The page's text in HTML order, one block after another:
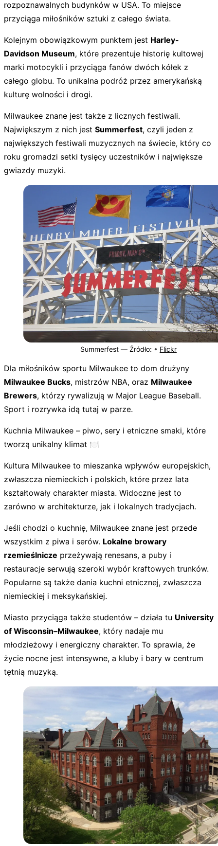
rozpoznawalnych budynków w USA. To miejsce
przyciąga miłośników sztuki z całego świata.
Kolejnym obowiązkowym punktem jest Harley-
Davidson Museum, które prezentuje historię kultowej
marki motocykli i przyciąga fanów dwóch kółek z
całego globu. To unikalna podróż przez amerykańską
kulturę wolności i drogi.
Milwaukee znane jest także z licznych festiwali.
Największym z nich jest Summerfest, czyli jeden z
największych festiwali muzycznych na świecie, który co
roku gromadzi setki tysięcy uczestników i największe
gwiazdy muzyki.
Summerfest — Źródło: • Flickr
Dla miłośników sportu Milwaukee to dom drużyny
Milwaukee Bucks, mistrzów NBA, oraz Milwaukee
Brewers, którzy rywalizują w Major League Baseball.
Sport i rozrywka idą tutaj w parze.
Kuchnia Milwaukee – piwo, sery i etniczne smaki, które
tworzą unikalny klimat 🍽️
Kultura Milwaukee to mieszanka wpływów europejskich,
zwłaszcza niemieckich i polskich, które przez lata
kształtowały charakter miasta. Widoczne jest to
zarówno w architekturze, jak i lokalnych tradycjach.
Jeśli chodzi o kuchnię, Milwaukee znane jest przede
wszystkim z piwa i serów. Lokalne browary
rzemieślnicze przeżywają renesans, a puby i
restauracje serwują szeroki wybór kraftowych trunków.
Popularne są także dania kuchni etnicznej, zwłaszcza
niemieckiej i meksykańskiej.
Miasto przyciąga także studentów – działa tu University
of Wisconsin–Milwaukee, który nadaje mu
młodzieżowy i energiczny charakter. To sprawia, że
życie nocne jest intensywne, a kluby i bary w centrum
tętnią muzyką.